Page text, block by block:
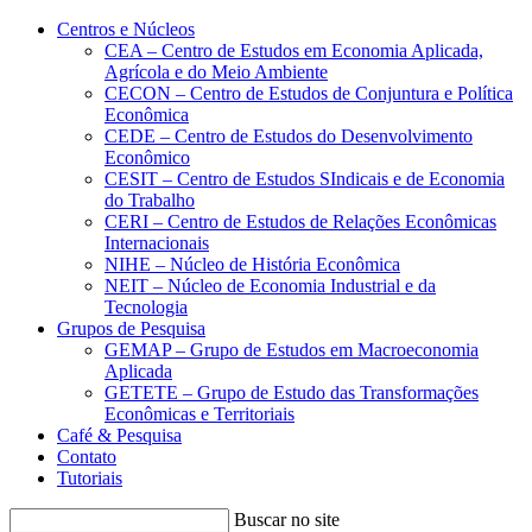
Conteúdo principal Menu principal
Centros e Núcleos
CEA – Centro de Estudos em Economia Aplicada,
Agrícola e do Meio Ambiente
CECON – Centro de Estudos de Conjuntura e Política
Econômica
CEDE – Centro de Estudos do Desenvolvimento
Econômico
CESIT – Centro de Estudos SIndicais e de Economia
do Trabalho
CERI – Centro de Estudos de Relações Econômicas
Internacionais
NIHE – Núcleo de História Econômica
NEIT – Núcleo de Economia Industrial e da
Tecnologia
Grupos de Pesquisa
GEMAP – Grupo de Estudos em Macroeconomia
Aplicada
GETETE – Grupo de Estudo das Transformações
Econômicas e Territoriais
Café & Pesquisa
Contato
Tutoriais
Buscar no site